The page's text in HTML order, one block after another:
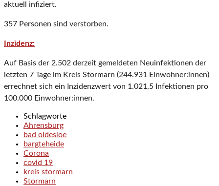
aktuell infiziert.
357 Personen sind verstorben.
Inzidenz:
Auf Basis der 2.502 derzeit gemeldeten Neuinfektionen der
letzten 7 Tage im Kreis Stormarn (244.931 Einwohner:innen)
errechnet sich ein Inzidenzwert von 1.021,5 Infektionen pro
100.000 Einwohner:innen.
Schlagworte
Ahrensburg
bad oldesloe
bargteheide
Corona
covid 19
kreis stormarn
Stormarn